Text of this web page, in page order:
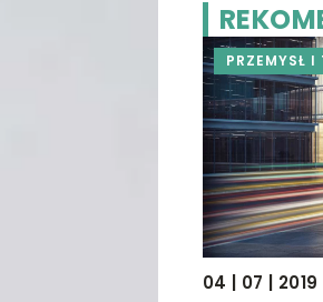
PRZEMYSŁ I
04 | 07 | 2019